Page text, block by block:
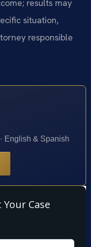
results may
situation,
responsible
English & Spanish